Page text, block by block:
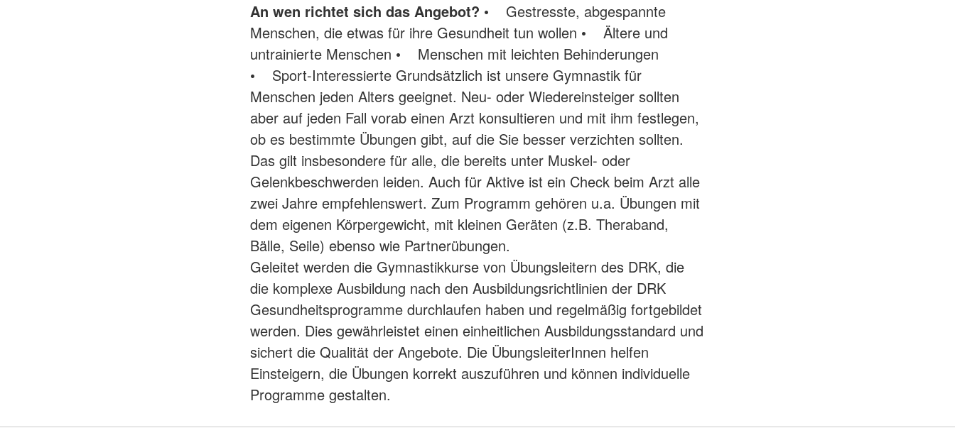
An wen richtet sich das Angebot? • Gestresste, abgespannte
Menschen, die etwas für ihre Gesundheit tun wollen • Ältere und
untrainierte Menschen • Menschen mit leichten Behinderungen
• Sport-Interessierte Grundsätzlich ist unsere Gymnastik für
Menschen jeden Alters geeignet. Neu- oder Wiedereinsteiger sollten
aber auf jeden Fall vorab einen Arzt konsultieren und mit ihm festlegen,
ob es bestimmte Übungen gibt, auf die Sie besser verzichten sollten.
Das gilt insbesondere für alle, die bereits unter Muskel- oder
Gelenkbeschwerden leiden. Auch für Aktive ist ein Check beim Arzt alle
zwei Jahre empfehlenswert. Zum Programm gehören u.a. Übungen mit
dem eigenen Körpergewicht, mit kleinen Geräten (z.B. Theraband,
Bälle, Seile) ebenso wie Partnerübungen.
Geleitet werden die Gymnastikkurse von Übungsleitern des DRK, die
die komplexe Ausbildung nach den Ausbildungsrichtlinien der DRK
Gesundheitsprogramme durchlaufen haben und regelmäßig fortgebildet
werden. Dies gewährleistet einen einheitlichen Ausbildungsstandard und
sichert die Qualität der Angebote. Die ÜbungsleiterInnen helfen
Einsteigern, die Übungen korrekt auszuführen und können individuelle
Programme gestalten.